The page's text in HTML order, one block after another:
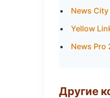
News
Yellow
News
Другие